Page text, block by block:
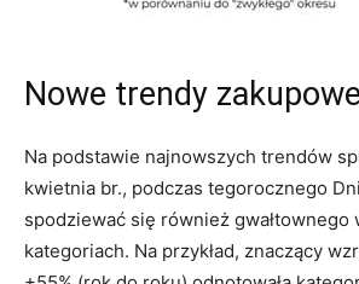
Nowe trendy zakupowe
Na podstawie najnowszych trendów
kwietnia br., podczas tegorocznego
spodziewać się również gwałtownego
kategoriach. Na przykład, znaczący